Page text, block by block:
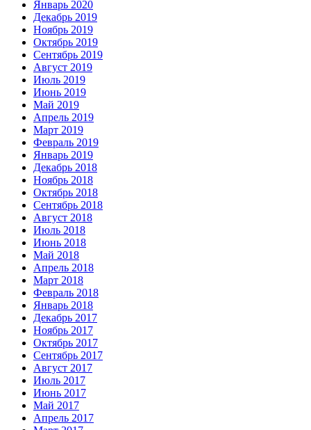
Январь 2020
Декабрь 2019
Ноябрь 2019
Октябрь 2019
Сентябрь 2019
Август 2019
Июль 2019
Июнь 2019
Май 2019
Апрель 2019
Март 2019
Февраль 2019
Январь 2019
Декабрь 2018
Ноябрь 2018
Октябрь 2018
Сентябрь 2018
Август 2018
Июль 2018
Июнь 2018
Май 2018
Апрель 2018
Март 2018
Февраль 2018
Январь 2018
Декабрь 2017
Ноябрь 2017
Октябрь 2017
Сентябрь 2017
Август 2017
Июль 2017
Июнь 2017
Май 2017
Апрель 2017